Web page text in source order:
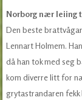
Norborg nær leiing
Den beste
Lennart Holmem.
då han tok med seg
kom diverre litt for
grytastrandaren